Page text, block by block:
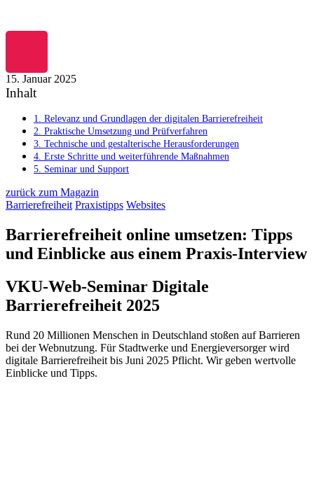
springen
15. Januar 2025
Inhalt
1. Relevanz und Grundlagen der digitalen Barrierefreiheit
2. Praktische Umsetzung und Prüfverfahren
3. Technische und gestalterische Herausforderungen
4. Erste Schritte und weiterführende Maßnahmen
5. Seminar und Support
zurück zum Magazin
Barrierefreiheit Praxistipps Websites
Barrierefreiheit online umsetzen: Tipps
und Einblicke aus einem Praxis-Interview
VKU-Web-Seminar Digitale
Barrierefreiheit 2025
Rund 20 Millionen Menschen in Deutschland stoßen auf Barrieren
bei der Webnutzung. Für Stadtwerke und Energieversorger wird
digitale Barrierefreiheit bis Juni 2025 Pflicht. Wir geben wertvolle
Einblicke und Tipps.